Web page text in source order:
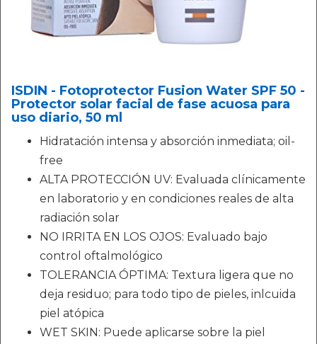
ISDIN - Fotoprotector Fusion Water SPF 50 -
Protector solar facial de fase acuosa para
uso diario, 50 ml
Hidratación intensa y absorción inmediata; oil-
free
ALTA PROTECCIÓN UV: Evaluada clínicamente
en laboratorio y en condiciones reales de alta
radiación solar
NO IRRITA EN LOS OJOS: Evaluado bajo
control oftalmológico
TOLERANCIA ÓPTIMA: Textura ligera que no
deja residuo; para todo tipo de pieles, inlcuida
piel atópica
WET SKIN: Puede aplicarse sobre la piel